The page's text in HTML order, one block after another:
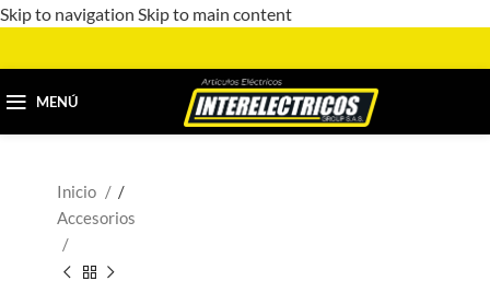
Skip to navigation Skip to main content
MENÚ
Inicio
/
Accesorios